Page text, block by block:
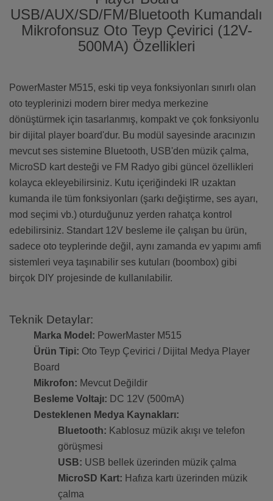
USB/AUX/SD/FM/Bluetooth Kumandalı
Mikrofonsuz Oto Teyp Çevirici (12V-
500MA) Özellikleri
PowerMaster M515, eski tip veya fonksiyonları sınırlı olan
oto teyplerinizi modern birer medya merkezine
dönüştürmek için tasarlanmış, kompakt ve çok fonksiyonlu
bir dijital player board'dur. Bu modül sayesinde aracınızın
mevcut ses sistemine Bluetooth, USB'den müzik çalma,
MicroSD kart desteği ve FM Radyo gibi güncel özellikleri
kolayca ekleyebilirsiniz. Kutu içeriğindeki IR uzaktan
kumanda ile tüm fonksiyonları (şarkı değiştirme, ses ayarı,
mod seçimi vb.) oturduğunuz yerden rahatça kontrol
edebilirsiniz. Standart 12V besleme ile çalışan bu ürün,
sadece oto teyplerinde değil, aynı zamanda ev yapımı amfi
sistemleri veya taşınabilir ses kutuları (boombox) gibi
birçok DIY projesinde de kullanılabilir.
Teknik Detaylar:
Marka Model: PowerMaster M515
Ürün Tipi: Oto Teyp Çevirici / Dijital Medya Player
Board
Mikrofon: Mevcut Değildir
Besleme Voltajı: DC 12V (500mA)
Desteklenen Medya Kaynakları:
Bluetooth: Kablosuz müzik akışı ve telefon
görüşmesi
USB: USB bellek üzerinden müzik çalma
MicroSD Kart: Hafıza kartı üzerinden müzik
çalma